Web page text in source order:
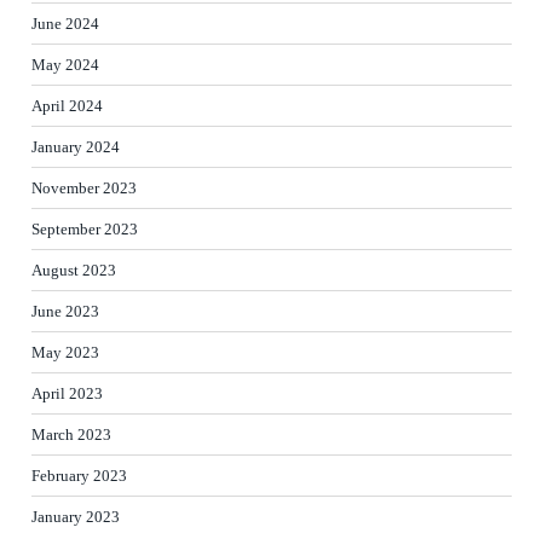
June 2024
May 2024
April 2024
January 2024
November 2023
September 2023
August 2023
June 2023
May 2023
April 2023
March 2023
February 2023
January 2023